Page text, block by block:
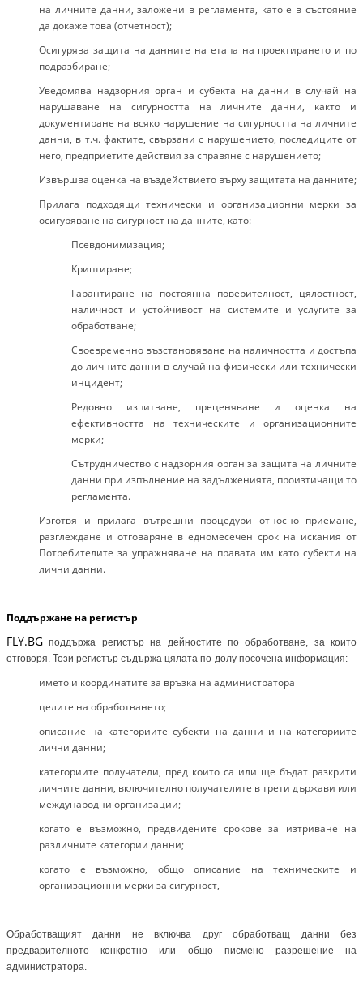
на личните данни, заложени в регламента, като е в състояние
да докаже това (отчетност);
Осигурява защита на данните на етапа на проектирането и по
подразбиране;
Уведомява надзорния орган и субекта на данни в случай на
нарушаване на сигурността на личните данни, както и
документиране на всяко нарушение на сигурността на личните
данни, в т.ч. фактите, свързани с нарушението, последиците от
него, предприетите действия за справяне с нарушението;
Извършва оценка на въздействието върху защитата на данните;
Прилага подходящи технически и организационни мерки за
осигуряване на сигурност на данните, като:
Псевдонимизация;
Криптиране;
Гарантиране на постоянна поверителност, цялостност,
наличност и устойчивост на системите и услугите за
обработване;
Своевременно възстановяване на наличността и достъпа
до личните данни в случай на физически или технически
инцидент;
Редовно изпитване, преценяване и оценка на
ефективността на техническите и организационните
мерки;
Сътрудничество с надзорния орган за защита на личните
данни при изпълнение на задълженията, произтичащи то
регламента.
Изготвя и прилага вътрешни процедури относно приемане,
разглеждане и отговаряне в едномесечен срок на искания от
Потребителите за упражняване на правата им като субекти на
лични данни.
Поддържане на регистър
FLY.BG поддържа регистър на дейностите по обработване, за които
отговоря. Този регистър съдържа цялата по-долу посочена информация:
името и координатите за връзка на администратора
целите на обработването;
описание на категориите субекти на данни и на категориите
лични данни;
категориите получатели, пред които са или ще бъдат разкрити
личните данни, включително получателите в трети държави или
международни организации;
когато е възможно, предвидените срокове за изтриване на
различните категории данни;
когато е възможно, общо описание на техническите и
организационни мерки за сигурност,
Обработващият данни не включва друг обработващ данни без
предварителното конкретно или общо писмено разрешение на
администратора.